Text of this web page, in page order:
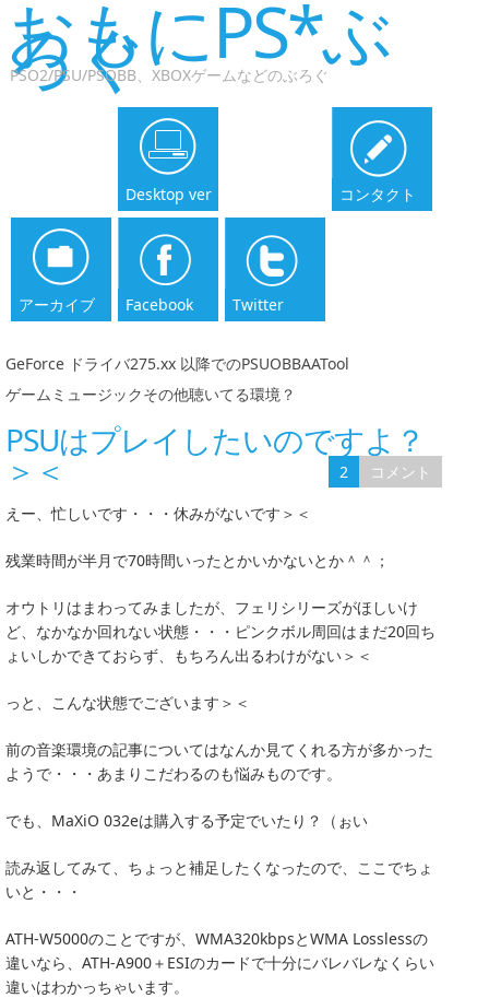
おもにPS*ぶ
ろぐ
PSO2/PSU/PSOBB、XBOXゲームなどのぶろぐ
Desktop ver コンタクト
アーカイブ Facebook Twitter
GeForce ドライバ275.xx 以降でのPSUOBBAATool
ゲームミュージックその他聴いてる環境？
PSUはプレイしたいのですよ？
＞＜ 2
コメント
えー、忙しいです・・・休みがないです＞＜
残業時間が半月で70時間いったとかいかないとか＾＾；
オウトリはまわってみましたが、フェリシリーズがほしいけ
ど、なかなか回れない状態・・・ピンクボル周回はまだ20回ち
ょいしかできておらず、もちろん出るわけがない＞＜
っと、こんな状態でございます＞＜
前の音楽環境の記事についてはなんか見てくれる方が多かった
ようで・・・あまりこだわるのも悩みものです。
でも、MaXiO 032eは購入する予定でいたり？（ぉい
読み返してみて、ちょっと補足したくなったので、ここでちょ
いと・・・
ATH-W5000のことですが、WMA320kbpsとWMA Losslessの
違いなら、ATH-A900＋ESIのカードで十分にバレバレなくらい
違いはわかっちゃいます。